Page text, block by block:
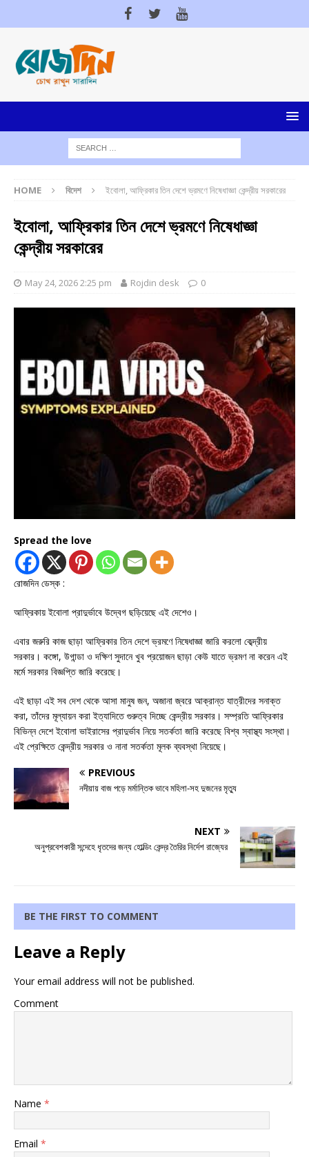
HOME বিদেশ ইবোলা, আফ্রিকার তিন দেশে ভ্রমণে নিষেধাজ্ঞা কেন্দ্রীয় সরকারের
ইবোলা, আফ্রিকার তিন দেশে ভ্রমণে নিষেধাজ্ঞা
কেন্দ্রীয় সরকারের
May 24, 2026 2:25 pm Rojdin desk 0
Spread the love
রোজদিন ডেস্ক :
আফ্রিকায় ইবোলা প্রাদুর্ভাবে উদ্বেগ ছড়িয়েছে এই দেশেও।
এবার জরুরি কাজ ছাড়া আফ্রিকার তিন দেশে ভ্রমণে নিষেধাজ্ঞা জারি করলো কেব্দ্রীয়
সরকার। কঙ্গো, উগান্ডা ও দক্ষিণ সুদানে খুব প্রয়োজন ছাড়া কেউ যাতে ভ্রমণ না করেন এই
মর্মে সরকার বিজ্ঞপ্তি জারি করেছে।
এই ছাড়া এই সব দেশ থেকে আসা মানুষ জন, অজানা জ্বরে আক্রান্ত যাত্রীদের সনাক্ত
করা, তাঁদের মূল্যায়ন করা ইত্যাদিতে গুরুত্ব দিচ্ছে কেন্দ্রীয় সরকার। সম্প্রতি আফ্রিকার
বিভিন্ন দেশে ইবোলা ভাইরাসের প্রাদুর্ভাব নিয়ে সতর্কতা জারি করেছে বিশ্ব স্বাস্থ্য সংস্থা।
এই প্রেক্ষিতে কেন্দ্রীয় সরকার ও নানা সতর্কতা মূলক ব্যবস্থা নিয়েছে।
PREVIOUS
নদীয়ায় বাজ পড়ে মর্মান্তিক ভাবে মহিলা-সহ দুজনের মৃত্যু
NEXT
অনুপ্রবেশকারী সন্দেহে ধৃতদের জন্য হোল্ডিং কেন্দ্র তৈরির নির্দেশ রাজ্যের
BE THE FIRST TO COMMENT
Leave a Reply
Your email address will not be published.
Comment
Name *
Email *